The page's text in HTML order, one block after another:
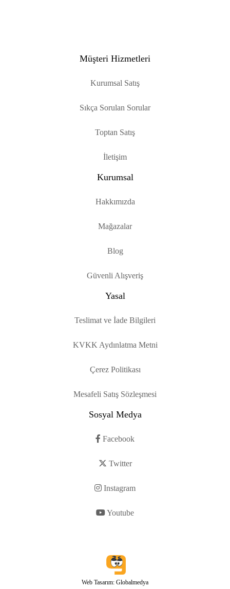
Müşteri Hizmetleri
Kurumsal Satış
Sıkça Sorulan Sorular
Toptan Satış
İletişim
Kurumsal
Hakkımızda
Mağazalar
Blog
Güvenli Alışveriş
Yasal
Teslimat ve İade Bilgileri
KVKK Aydınlatma Metni
Çerez Politikası
Mesafeli Satış Sözleşmesi
Sosyal Medya
Facebook
Twitter
Instagram
Youtube
Web Tasarım: Globalmedya